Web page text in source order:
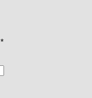
*Erforderlich